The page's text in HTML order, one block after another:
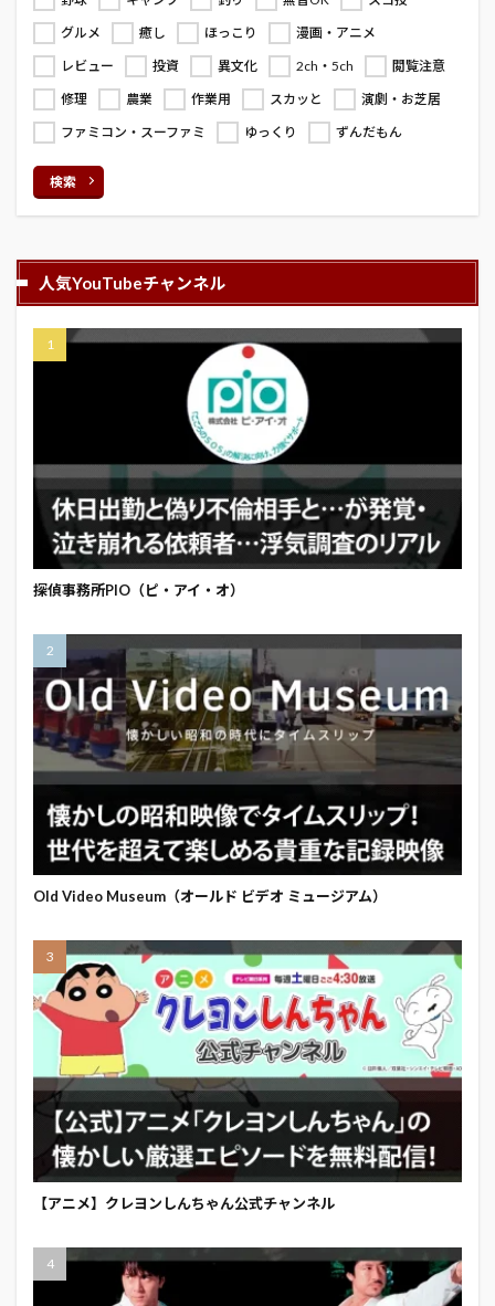
グルメ
癒し ほっこり
漫画・アニメ
レビュー
投資 異文化 2ch・5ch
閲覧注意
修理
農業 作業用 スカッと
演劇・お芝居
ファミコン・スーファミ
ゆっくり ずんだもん
検索
人気YouTubeチャンネル
探偵事務所PIO（ピ・アイ・オ）
Old Video Museum（オールド ビデオ ミュージアム）
【アニメ】クレヨンしんちゃん公式チャンネル